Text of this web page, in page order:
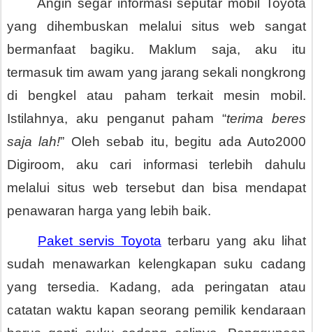
yang dihembuskan melalui situs web sangat
bermanfaat bagiku. Maklum saja, aku itu
termasuk tim awam yang jarang sekali nongkrong
di bengkel atau paham terkait mesin mobil.
Istilahnya, aku penganut paham “terima beres
saja lah!” Oleh sebab itu, begitu ada Auto2000
Digiroom, aku cari informasi terlebih dahulu
melalui situs web tersebut dan bisa mendapat
penawaran harga yang lebih baik.
Paket servis Toyota terbaru yang aku lihat
sudah menawarkan kelengkapan suku cadang
yang tersedia. Kadang, ada peringatan atau
catatan waktu kapan seorang pemilik kendaraan